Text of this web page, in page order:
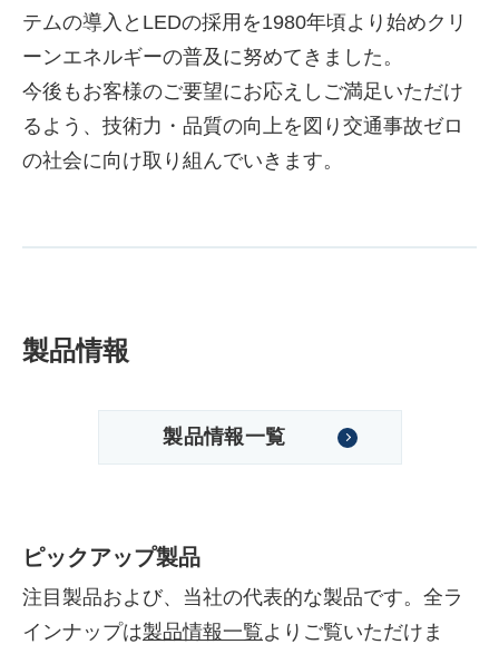
テムの導入とLEDの採用を1980年頃より始めクリ
ーンエネルギーの普及に努めてきました。
今後もお客様のご要望にお応えしご満足いただけ
るよう、技術力・品質の向上を図り交通事故ゼロ
の社会に向け取り組んでいきます。
製品情報
製品情報一覧
ピックアップ製品
注目製品および、当社の代表的な製品です。全ラ
インナップは製品情報一覧よりご覧いただけま